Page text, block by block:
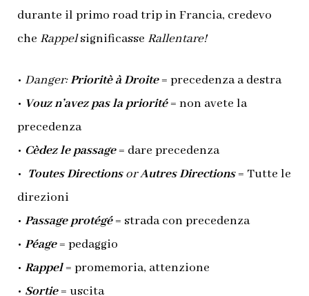
durante il primo road trip in Francia, credevo
che Rappelsignificasse Rallentare!
• Danger:Prioritè à Droite= precedenza a destra
• Vouz n’avez pas la priorité= non avete la
precedenza
• Cèdez le passage= dare precedenza
• Toutes DirectionsorAutres Directions= Tutte le
direzioni
• Passage protégé= strada con precedenza
• Péage= pedaggio
• Rappel= promemoria, attenzione
• Sortie= uscita